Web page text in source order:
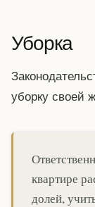
Уборка
уборку
квартире
долей,